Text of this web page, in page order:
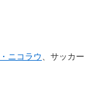
ニコラウ
、サッカー